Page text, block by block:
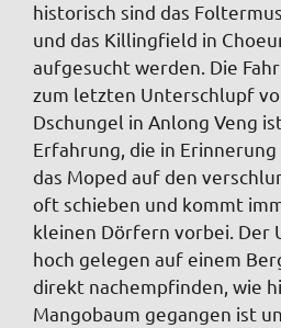
historisch sind das
und das Killingfield in
aufgesucht werden. Die
zum letzten Unterschlupf
Dschungel in Anlong Veng
Erfahrung, die in
das Moped auf den
oft schieben und kommt
kleinen Dörfern vorbei. Der
hoch gelegen auf einem
direkt nachempfinden, wie
Mangobaum gegangen ist